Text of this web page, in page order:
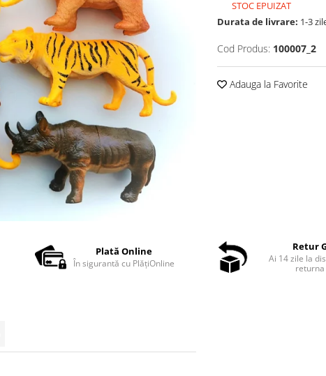
STOC EPUIZAT
Durata de livrare: 1-3
Cod Produs: 100007_2
Adauga la Favorite
Plată Online
În sigurantă cu PlățiOnline
Retur
Ai 14 zile la